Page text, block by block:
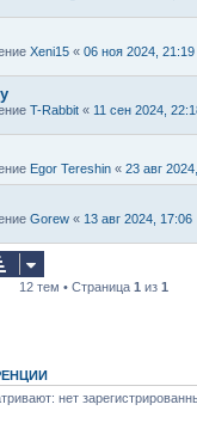
Xeni15 « 06 ноя 2024, 21:19
T-Rabbit « 11 сен 2024,
Egor Tereshin « 23 авг
Gorew « 13 авг 2024, 17:06
12 тем • Страница 1 из 1
нет